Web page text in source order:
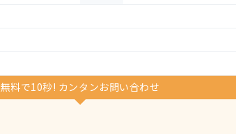
無料で10秒! カンタンお問い合わせ